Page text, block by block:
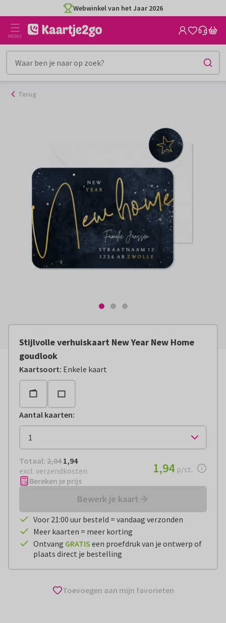
naar
inhoud
Webwinkel van het Jaar 2026
MENU
Terug
Stijlvolle verhuiskaart New Year New Home
goudlook
Kaartsoort: Enkele kaart
Aantal kaarten:
Totaal: € 1,94
Totaal: 2,04 1,94
excl. verzendkosten
€ 1,94per stuk
1,94 p/st.
Bereken je prijs
Bewerk je kaart
Voor 21:00 uur besteld = vandaag verzonden
Meer kaarten = meer korting
Ontvang GRATIS een proefdruk van je ontwerp of
plaats direct je bestelling
Toevoegen aan mijn favorieten